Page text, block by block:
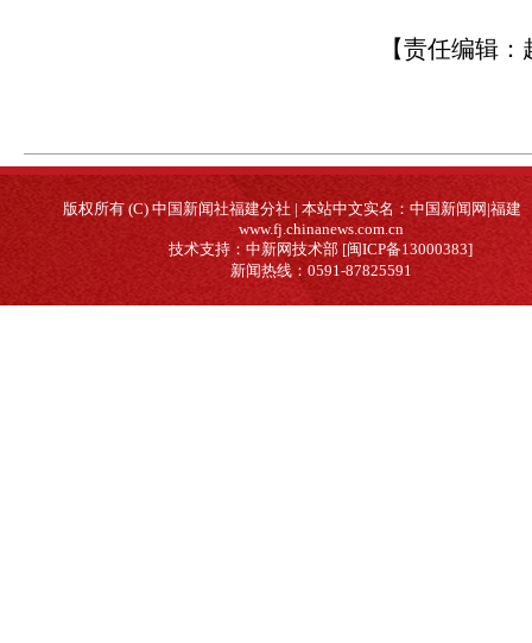
【责任编辑：
版权所有 (C) 中国新闻社福建分社 | 本站中文实名：中国新闻网|福建
www.fj.chinanews.com.cn
技术支持：中新网技术部 [闽ICP备13000383]
新闻热线：0591-87825591